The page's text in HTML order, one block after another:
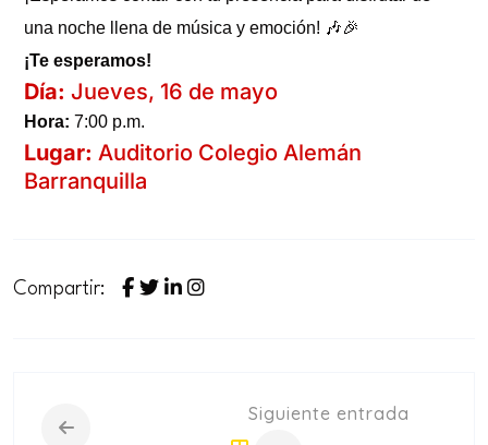
una noche llena de música y emoción! 🎶🎉
¡Te esperamos!
Día: Jueves, 16 de mayo
Hora: 7:00 p.m.
Lugar: Auditorio Colegio Alemán
Barranquilla
Compartir:
Siguiente entrada